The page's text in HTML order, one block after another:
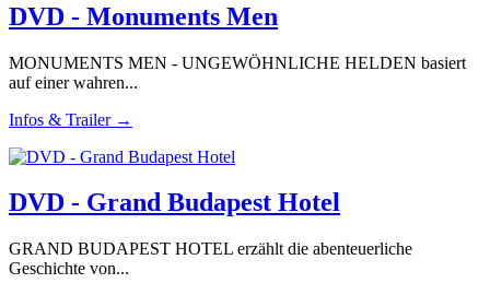
DVD - Monuments Men
MONUMENTS MEN - UNGEWÖHNLICHE HELDEN basiert
auf einer wahren...
Infos & Trailer →
DVD - Grand Budapest Hotel
GRAND BUDAPEST HOTEL erzählt die abenteuerliche
Geschichte von...